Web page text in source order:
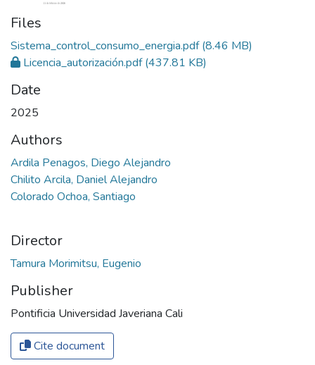
Files
Sistema_control_consumo_energia.pdf(8.46 MB)
Licencia_autorización.pdf(437.81 KB)
Date
2025
Authors
Ardila Penagos, Diego Alejandro
Chilito Arcila, Daniel Alejandro
Colorado Ochoa, Santiago
Director
Tamura Morimitsu, Eugenio
Publisher
Pontificia Universidad Javeriana Cali
Cite document